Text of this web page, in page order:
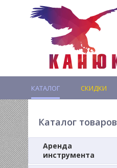
КАТАЛОГ СКИДКИ
Каталог товаров
Аренда
инструмента